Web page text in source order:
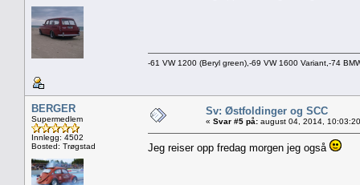
-61 VW 1200 (Beryl green),-69 VW 1600 Variant,-74
BERGER
Supermedlem
Innlegg: 4502
Bosted: Trøgstad
Sv: Østfoldinger og SCC
« Svar #5 på: august 04, 2014,
Jeg reiser opp fredag morgen jeg også